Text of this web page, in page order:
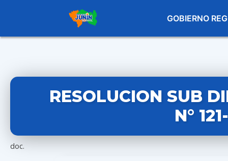
GOBIERNO
RESOLUCION SUB
N°
doc.